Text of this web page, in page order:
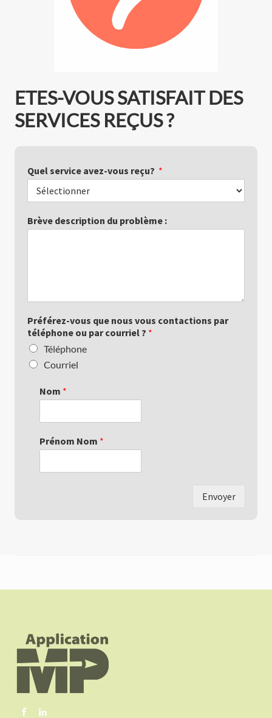
ETES-VOUS SATISFAIT DES
SERVICES REÇUS ?
Quel service avez-vous reçu? *
Brève description du problème :
Préférez-vous que nous vous contactions par
téléphone ou par courriel ? *
Téléphone
Courriel
Nom *
Prénom Nom *
Envoyer